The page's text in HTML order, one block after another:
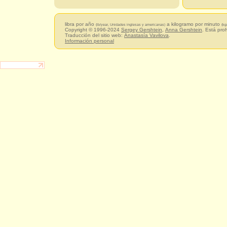
libra por año (lb/year, Unidades inglesas y americanas) a kilogramo por minuto
Copyright © 1996-2024 Sergey Gershtein Anna Gershtein . Está
Traducción del sitio web: Anastasía Vavilova
Información personal